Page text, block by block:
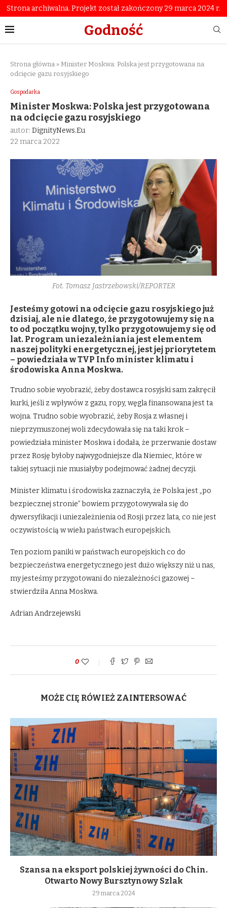
Strona archiwalna. Projekt został zakończony 29 marca 2024 r.
Godność
Strona główna » Minister Moskwa: Polska jest przygotowana na
odcięcie gazu rosyjskiego
Gospodarka
Minister Moskwa: Polska jest przygotowana
na odcięcie gazu rosyjskiego
autor: DignityNews.eu
22 marca 2022
Fot. Tomasz Jastrzebowski/REPORTER
Jesteśmy gotowi na odcięcie gazu rosyjskiego już
dzisiaj, ale nie dlatego, że przygotowujemy się na
to od początku wojny, tylko przygotowujemy się od
lat. Program uniezależniania jest elementem
naszej polityki energetycznej, jest jej priorytetem
– powiedziała w TVP Info minister klimatu i
środowiska Anna Moskwa.
Trudno sobie wyobrazić, żeby dostawca rosyjski sam zakręcił
kurki, jeśli z wpływów z gazu, ropy, węgla finansowana jest ta
wojna. Trudno sobie wyobrazić, żeby Rosja z własnej i
nieprzymuszonej woli zdecydowała się na taki krok –
powiedziała minister Moskwa i dodała, że przerwanie dostaw
przez Rosję byłoby najwygodniejsze dla Niemiec, które w
takiej sytuacji nie musiałyby podejmować żadnej decyzji.
Minister klimatu i środowiska zaznaczyła, że Polska jest „po
bezpiecznej stronie” bowiem przygotowywała się do
dywersyfikacji i uniezależnienia od Rosji przez lata, co nie jest
oczywistością w wielu państwach europejskich.
Ten poziom paniki w państwach europejskich co do
bezpieczeństwa energetycznego jest dużo większy niż u nas,
my jesteśmy przygotowani do niezależności gazowej –
stwierdziła Anna Moskwa.
Adrian Andrzejewski
0
MOŻE CIĘ RÓWIEŻ ZAINTERSOWAĆ
Szansa na eksport polskiej żywności do Chin.
Otwarto Nowy Bursztynowy Szlak
29 marca 2024